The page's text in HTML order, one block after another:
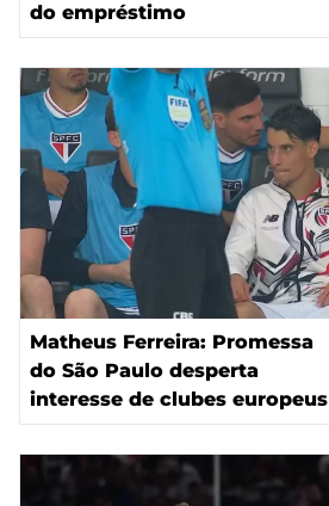
do empréstimo
Matheus Ferreira: Promessa
do São Paulo desperta
interesse de clubes europeus